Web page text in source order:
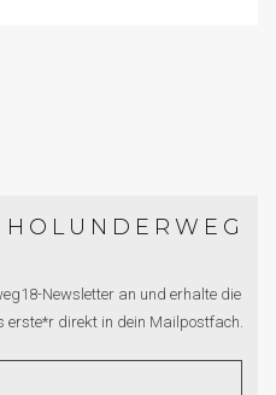
Newsletter an und erhalte die
erste*r direkt in dein Mailpostfach.